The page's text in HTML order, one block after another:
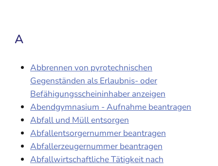
A
Abbrennen von pyrotechnischen
Gegenständen als Erlaubnis- oder
Befähigungsscheininhaber anzeigen
Abendgymnasium - Aufnahme beantragen
Abfall und Müll entsorgen
Abfallentsorgernummer beantragen
Abfallerzeugernummer beantragen
Abfallwirtschaftliche Tätigkeit nach